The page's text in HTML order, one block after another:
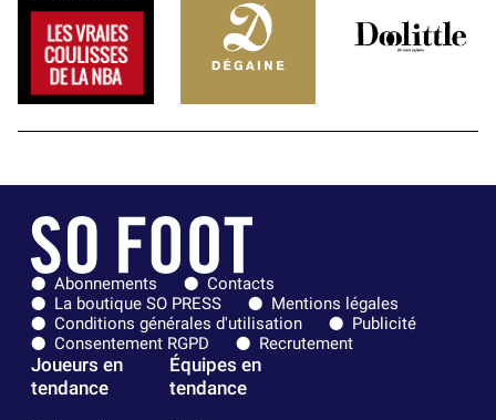
Abonnements
Contacts
La boutique SO PRESS
Mentions légales
Conditions générales d'utilisation
Publicité
Consentement RGPD
Recrutement
Joueurs en
tendance
Équipes en
tendance